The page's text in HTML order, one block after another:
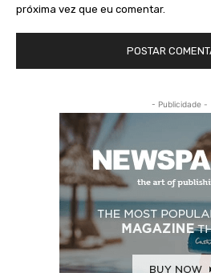
próxima vez que eu comentar.
- Publicidade -